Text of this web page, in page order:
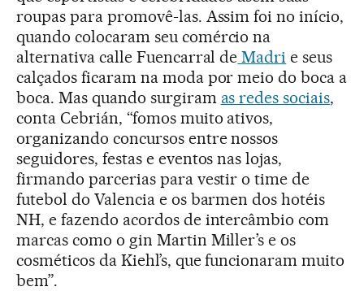
roupas para promovê-las. Assim foi no início,
quando colocaram seu comércio na
alternativa calle Fuencarral de Madri e seus
calçados ficaram na moda por meio do boca a
boca. Mas quando surgiram as redes sociais,
conta Cebrián, “fomos muito ativos,
organizando concursos entre nossos
seguidores, festas e eventos nas lojas,
firmando parcerias para vestir o time de
futebol do Valencia e os barmen dos hotéis
NH, e fazendo acordos de intercâmbio com
marcas como o gin Martin Miller’s e os
cosméticos da Kiehl’s, que funcionaram muito
bem”.